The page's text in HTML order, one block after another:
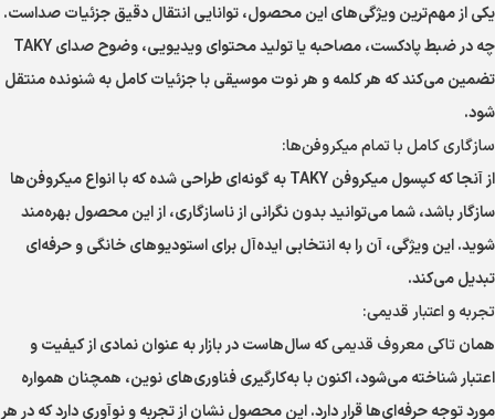
یکی از مهم‌ترین ویژگی‌های این محصول، توانایی انتقال دقیق جزئیات صداست.
چه در ضبط پادکست، مصاحبه یا تولید محتوای ویدیویی، وضوح صدای TAKY
تضمین می‌کند که هر کلمه و هر نوت موسیقی با جزئیات کامل به شنونده منتقل
شود.
سازگاری کامل با تمام میکروفن‌ها:
از آنجا که کپسول میکروفن TAKY به گونه‌ای طراحی شده که با انواع میکروفن‌ها
سازگار باشد، شما می‌توانید بدون نگرانی از ناسازگاری، از این محصول بهره‌مند
شوید. این ویژگی، آن را به انتخابی ایده‌آل برای استودیوهای خانگی و حرفه‌ای
تبدیل می‌کند.
تجربه و اعتبار قدیمی:
همانتاکی معروف قدیمیکه سال‌هاست در بازار به عنوان نمادی از کیفیت و
اعتبار شناخته می‌شود، اکنون با به‌کارگیری فناوری‌های نوین، همچنان همواره
مورد توجه حرفه‌ای‌ها قرار دارد. این محصول نشان از تجربه و نوآوری دارد که در هر